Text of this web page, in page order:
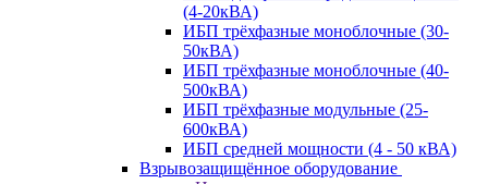
(4-20кВА)
ИБП трёхфазные моноблочные (30-
50кВА)
ИБП трёхфазные моноблочные (40-
500кВА)
ИБП трёхфазные модульные (25-
600кВА)
ИБП средней мощности (4 - 50 кВА)
Взрывозащищённое оборудование